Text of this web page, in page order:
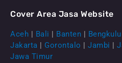
Cover Area Jasa Website
Aceh | Bali | Banten | Bengkulu
Jakarta | Gorontalo | Jambi |
Jawa Timur